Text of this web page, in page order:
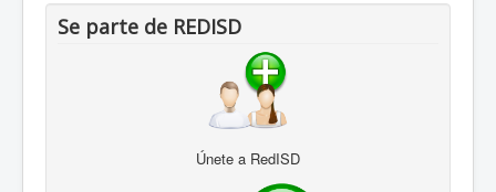
Se parte de REDISD
Únete a RedISD